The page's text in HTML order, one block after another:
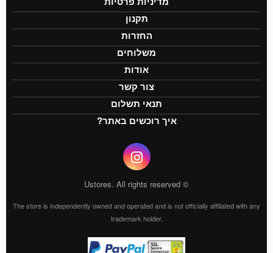
תקנון
החזרות
משלוחים
אודות
צור קשר
תנאי תשלום
איך רוכשים באתר?
© Ustores. All rights reserved
The store is independently owned and operated and is not officially affiliated with any
trademark holder.